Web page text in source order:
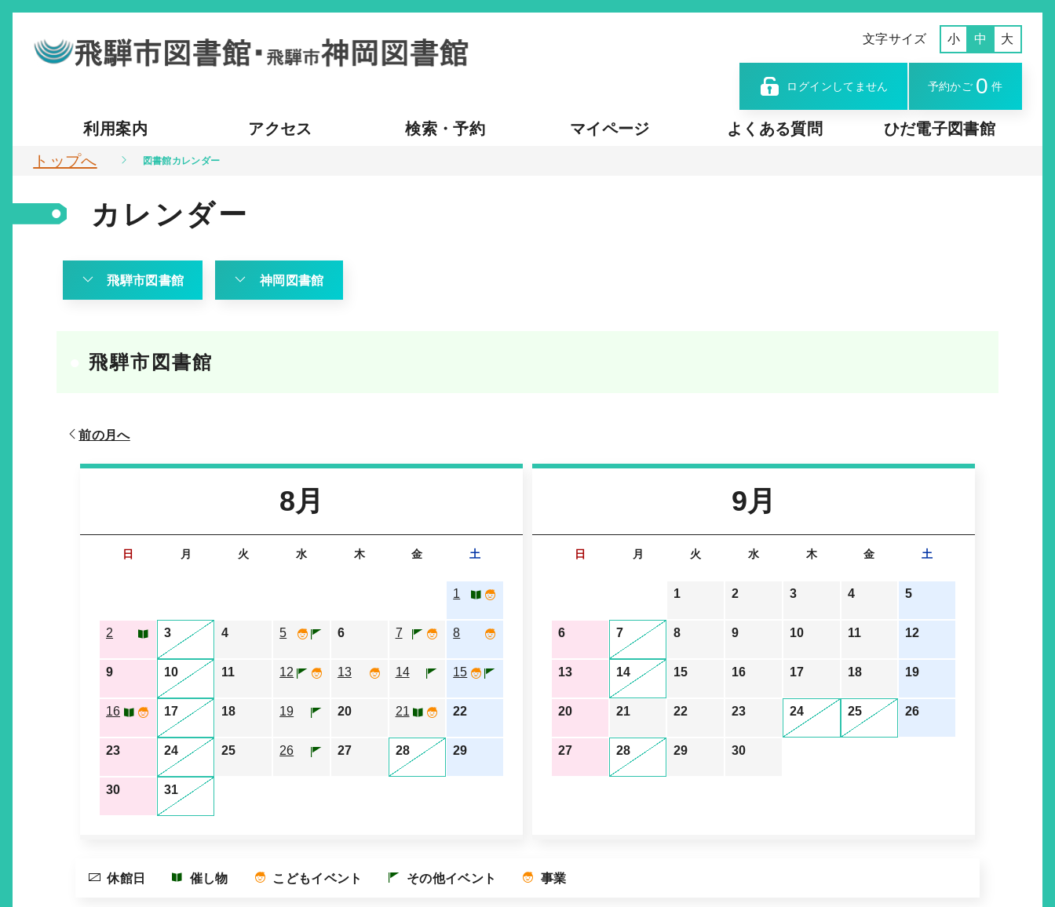
文字サイズ 小 中 大
ログインしてません 予約かご 0 件
利用案内 アクセス 検索・予約 マイページ よくある質問
ひだ電子図書館
トップへ
図書館カレンダー
カレンダー
飛騨市図書館 神岡図書館
飛騨市図書館
前の月へ
8月
日 月 火 水 木 金 土
1
2 3 4 5 6 7 8
9 10 11 12 13 14 15
16 17 18 19 20 21 22
23 24 25 26 27 28 29
30 31
9月
日 月 火 水 木 金 土
1 2 3 4 5
6 7 8 9 10 11 12
13 14 15 16 17 18 19
20 21 22 23 24 25 26
27 28 29 30
休館日 催し物 こどもイベント その他イベント 事業